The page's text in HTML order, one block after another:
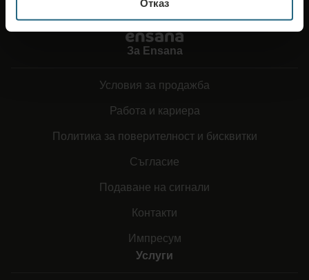
Отказ
За Ensana
Условия за продажба
Работа и кариера
Политика за поверителност и бисквитки
Съгласие
Подаване на сигнали
Контакти
Импресум
Услуги